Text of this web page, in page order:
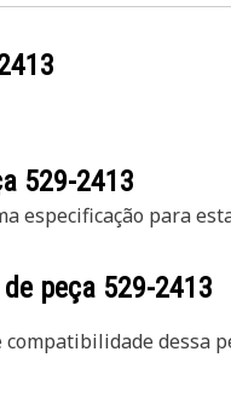
529-2413
especificação para
peça 529-2413
dessa